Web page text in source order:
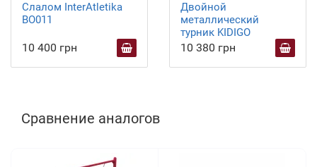
Слалом InterAtletika
BO011
10 400 грн
Двойной
металлический
турник KIDIGO
10 380 грн
Сравнение аналогов